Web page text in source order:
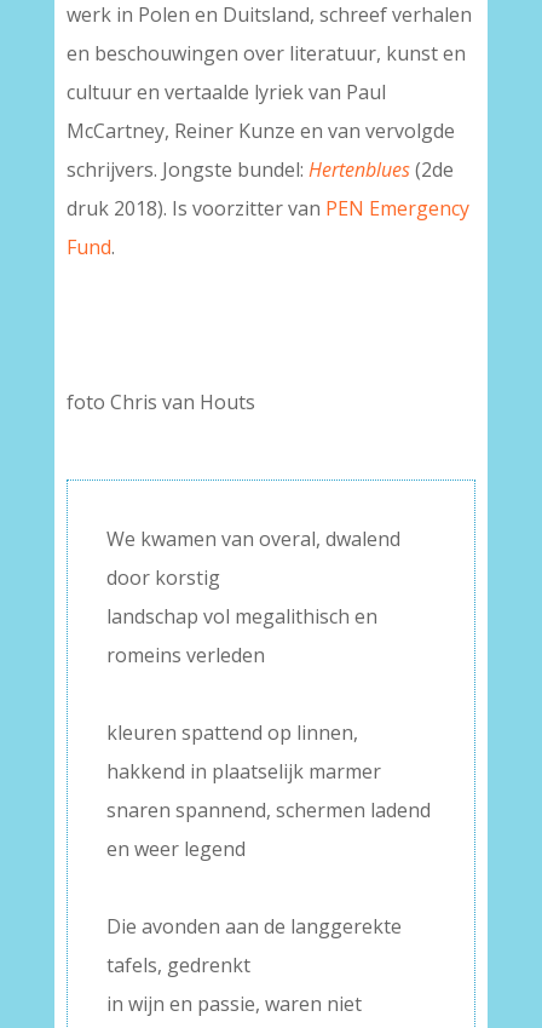
werk in Polen en Duitsland, schreef verhalen
en beschouwingen over literatuur, kunst en
cultuur en vertaalde lyriek van Paul
McCartney, Reiner Kunze en van vervolgde
schrijvers. Jongste bundel: Hertenblues(2de
druk 2018). Is voorzitter van PEN Emergency
Fund.
foto Chris van Houts
We kwamen van overal, dwalend
door korstig
landschap vol megalithisch en
romeins verleden
kleuren spattend op linnen,
hakkend in plaatselijk marmer
snaren spannend, schermen ladend
en weer legend
Die avonden aan de langgerekte
tafels, gedrenkt
in wijn en passie, waren niet